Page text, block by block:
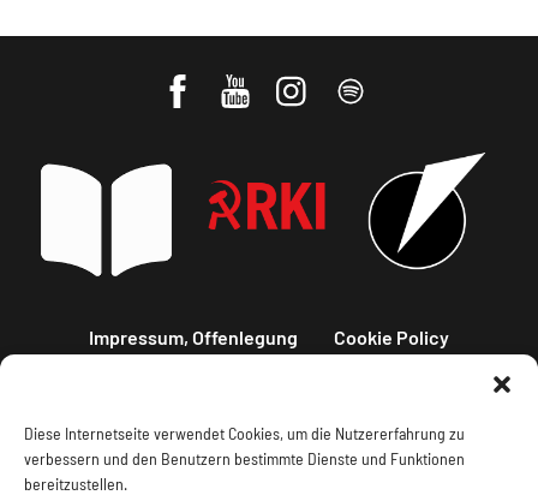
Diese Internetseite verwendet Cookies, um die Nutzererfahrung zu
verbessern und den Benutzern bestimmte Dienste und Funktionen
bereitzustellen.
Impressum, Offenlegung Cookie Policy